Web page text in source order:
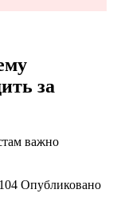
за
104 Опубликовано